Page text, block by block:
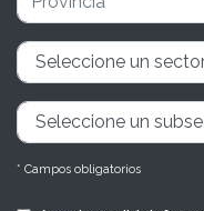
* Campos obligatorios